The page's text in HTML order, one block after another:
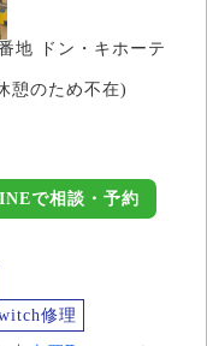
地 ドン・キホーテ
憩のため不在)
で相談・予約
修理